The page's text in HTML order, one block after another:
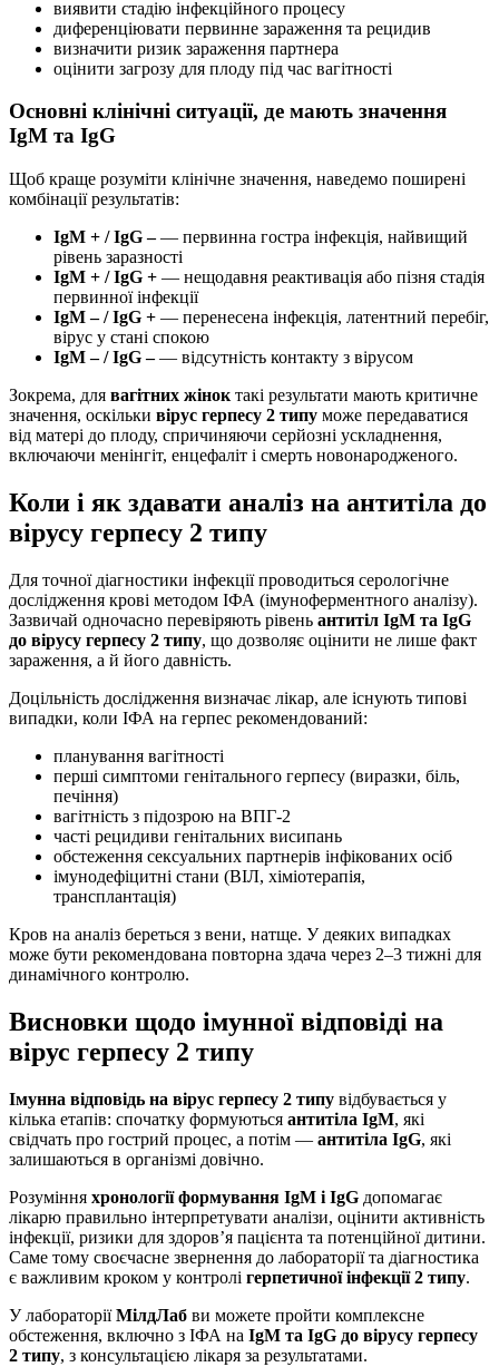
виявити стадію інфекційного процесу
диференціювати первинне зараження та рецидив
визначити ризик зараження партнера
оцінити загрозу для плоду під час вагітності
Основні клінічні ситуації, де мають значення
IgM та IgG
Щоб краще розуміти клінічне значення, наведемо поширені
комбінації результатів:
IgM + / IgG –— первинна гостра інфекція, найвищий
рівень заразності
IgM + / IgG + — нещодавня реактивація або пізня стадія
первинної інфекції
IgM – / IgG + — перенесена інфекція, латентний перебіг,
вірус у стані спокою
IgM – / IgG –— відсутність контакту з вірусом
Зокрема, для вагітних жінок такі результати мають критичне
значення, оскільки вірус герпесу 2 типу може передаватися
від матері до плоду, спричиняючи серйозні ускладнення,
включаючи менінгіт, енцефаліт і смерть новонародженого.
Коли і як здавати аналіз на антитіла до
вірусу герпесу 2 типу
Для точної діагностики інфекції проводиться серологічне
дослідження крові методом ІФА (імуноферментного аналізу).
Зазвичай одночасно перевіряють рівень антитіл IgM та IgG
до вірусу герпесу 2 типу, що дозволяє оцінити не лише факт
зараження, а й його давність.
Доцільність дослідження визначає лікар, але існують типові
випадки, коли ІФА на герпес рекомендований:
планування вагітності
перші симптоми генітального герпесу (виразки, біль,
печіння)
вагітність з підозрою на ВПГ-2
часті рецидиви генітальних висипань
обстеження сексуальних партнерів інфікованих осіб
імунодефіцитні стани (ВІЛ, хіміотерапія,
трансплантація)
Кров на аналіз береться з вени, натще. У деяких випадках
може бути рекомендована повторна здача через 2–3 тижні для
динамічного контролю.
Висновки щодо імунної відповіді на
вірус герпесу 2 типу
Імунна відповідь на вірус герпесу 2 типу відбувається у
кілька етапів: спочатку формуються антитіла IgM, які
свідчать про гострий процес, а потім — антитіла IgG, які
залишаються в організмі довічно.
Розуміння хронології формування IgM і IgG допомагає
лікарю правильно інтерпретувати аналізи, оцінити активність
інфекції, ризики для здоров’я пацієнта та потенційної дитини.
Саме тому своєчасне звернення до лабораторії та діагностика
є важливим кроком у контролі герпетичної інфекції 2 типу.
У лабораторіїМілдЛаб ви можете пройти комплексне
обстеження, включно з ІФА на IgM та IgG до вірусу герпесу
2 типу, з консультацією лікаря за результатами.